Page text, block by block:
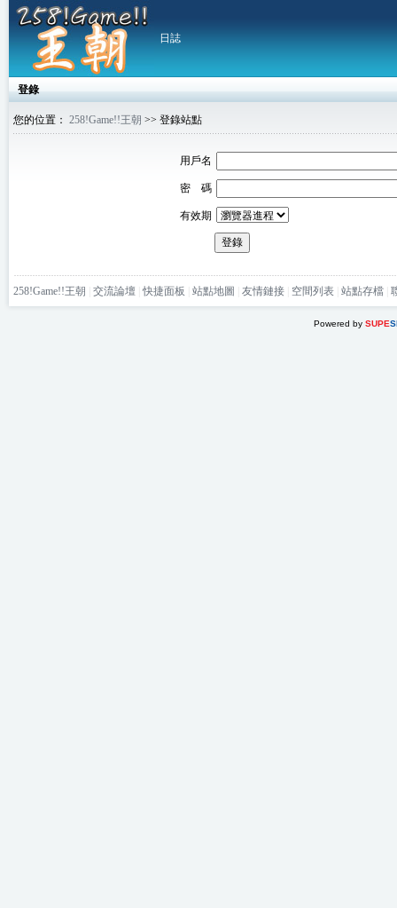
日誌
登錄
您的位置： 258!Game!!王朝 >> 登錄站點
用戶名
密 碼
有效期
登錄
258!Game!!王朝 交流論壇 |快捷面板 站點地圖 友情鏈接 空間列表 站點存檔
Powered by SUPE